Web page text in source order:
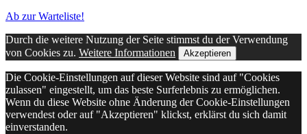
Ab zur Warteliste!
Durch die weitere Nutzung der Seite stimmst du der Verwendung
von Cookies zu. Weitere Informationen Akzeptieren
Die Cookie-Einstellungen auf dieser Website sind auf "Cookies
zulassen" eingestellt, um das beste Surferlebnis zu ermöglichen.
Wenn du diese Website ohne Änderung der Cookie-Einstellungen
verwendest oder auf "Akzeptieren" klickst, erklärst du sich damit
einverstanden.